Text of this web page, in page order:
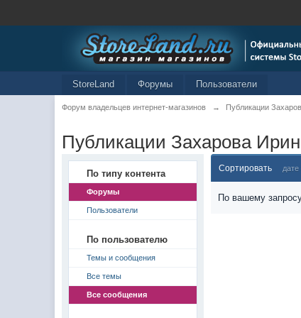
StoreLand Форумы Пользователи
Форум владельцев интернет-магазинов → Публикации
Публикации Захарова
По типу контента
Форумы
Пользователи
По пользователю
Темы и сообщения
Все темы
Все сообщения
Сортировать
По вашему